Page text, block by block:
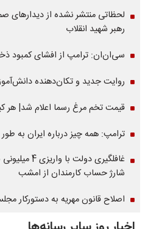
لحظاتی منتشر نشده از دیدارهای
رهبر شهید انقلاب
سی‌ان‌ان: ترامپ از افشای کمبود
روایت جدید و تکان‌دهنده
قیمت تخم مرغ رسما اعلام شد| هر
ترامپ: همه چیز درباره ایران به
غافلگیری
شارژ حساب کارمندان از امشب
اصلاح قانون مهریه به دستورکار